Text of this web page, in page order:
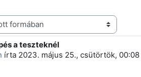
a teszteknél
írta 2023. május 25., csütörtök, 00:08
2